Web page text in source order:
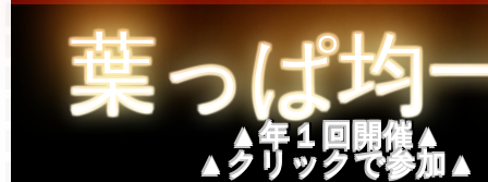
葉っぱ均
▲年１回開催▲
▲クリックで参加▲